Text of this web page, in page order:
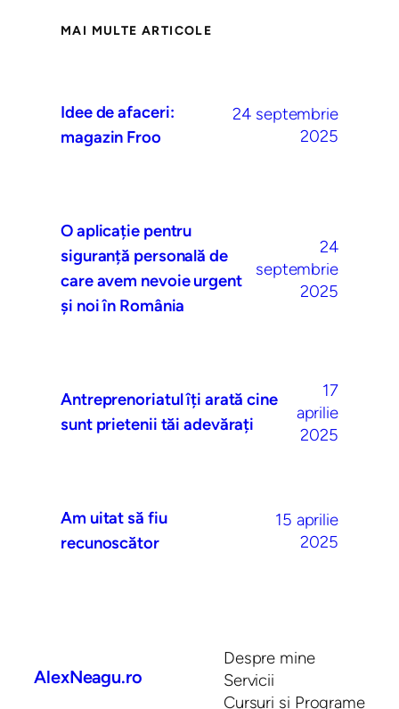
MAI MULTE ARTICOLE
Idee de afaceri:
magazin Froo
24 septembrie
2025
O aplicație pentru
siguranță personală de
care avem nevoie urgent
și noi în România
24
septembrie
2025
Antreprenoriatul îți arată cine
sunt prietenii tăi adevărați
17
aprilie
2025
Am uitat să fiu
recunoscător
15 aprilie
2025
AlexNeagu.ro
Despre mine
Servicii
Cursuri și Programe